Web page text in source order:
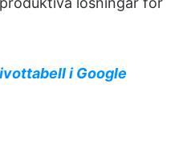
i Google